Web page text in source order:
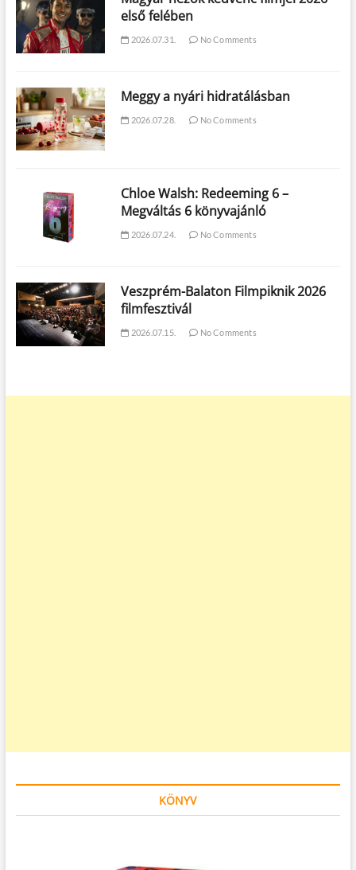
első felében
2026.07.31. No Comments
Meggy a nyári hidratálásban
2026.07.28. No Comments
Chloe Walsh: Redeeming 6 –
Megváltás 6 könyvajánló
2026.07.24. No Comments
Veszprém-Balaton Filmpiknik 2026
filmfesztivál
2026.07.15. No Comments
KÖNYV